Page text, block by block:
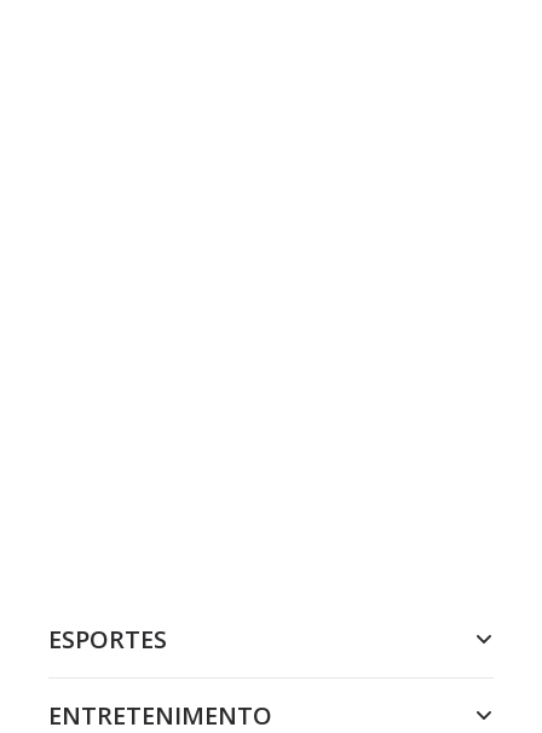
ESPORTES
ENTRETENIMENTO